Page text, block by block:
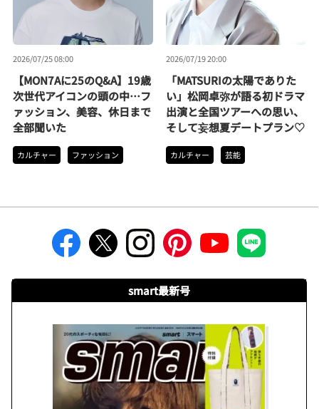
2026/07/25 08:00
【MON7Aに25のQ&A】19歳
次世代アイコンの頭の中…フ
ァッション、美容、休日まで
全部聞いた
カルチャー ファッション
2026/07/19 20:00
「MATSURIの太陽でありた
い」松岡卓弥が語る初ドラマ
出演と全国ツアーへの思い、
そして妄想夏デートプラン♡
カルチャー 芸能
smart最新号